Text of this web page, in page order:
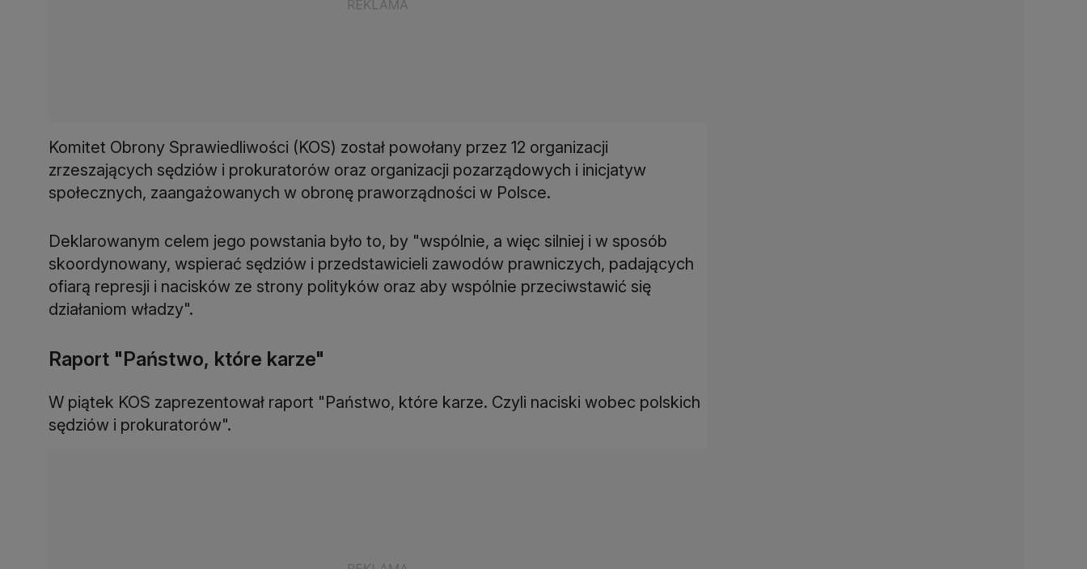
Komitet Obrony Sprawiedliwości (KOS) został powołany przez 12 organizacji
zrzeszających sędziów i prokuratorów oraz organizacji pozarządowych i inicjatyw
społecznych, zaangażowanych w obronę praworządności w Polsce.
Deklarowanym celem jego powstania było to, by "wspólnie, a więc silniej i w sposób
skoordynowany, wspierać sędziów i przedstawicieli zawodów prawniczych, padających
ofiarą represji i nacisków ze strony polityków oraz aby wspólnie przeciwstawić się
działaniom władzy".
Raport "Państwo, które karze"
W piątek KOS zaprezentował raport "Państwo, które karze. Czyli naciski wobec polskich
sędziów i prokuratorów".